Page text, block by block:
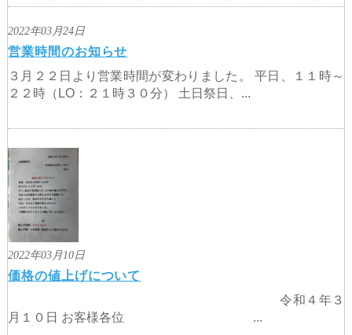
2022年03月24日
営業時間のお知らせ
３月２２日より営業時間が変わりました。 平日、１１時～
２２時（LO：２１時３０分） 土日祭日、...
2022年03月10日
価格の値上げについて
令和４年３
月１０日 お客様各位 ...